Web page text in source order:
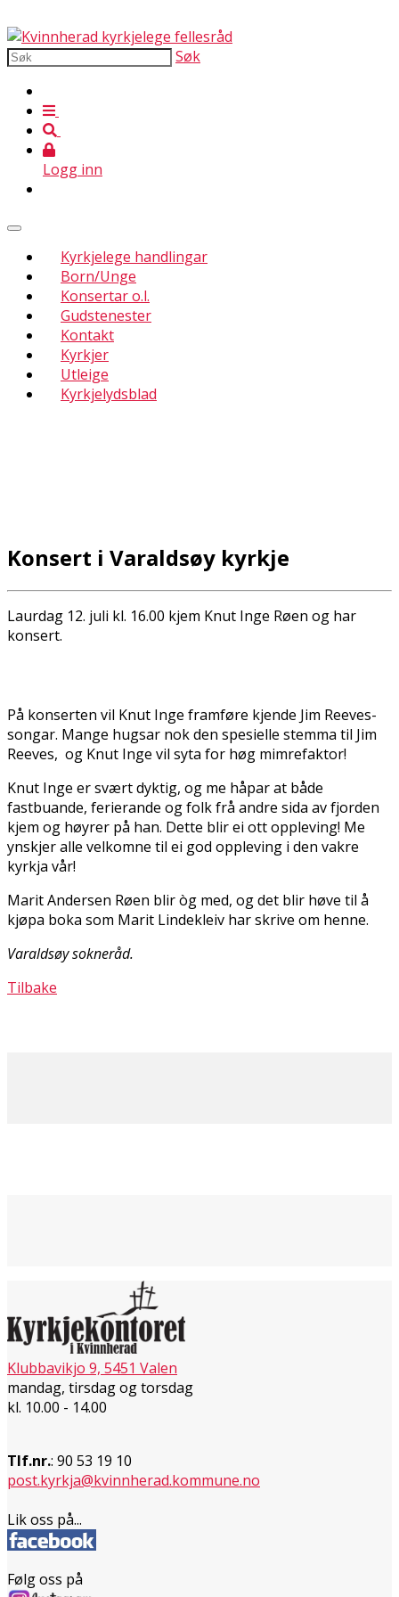
Søk
Logg inn
Kyrkjelege handlingar
Born/Unge
Konsertar o.l.
Gudstenester
Kontakt
Kyrkjer
Utleige
Kyrkjelydsblad
Konsert i Varaldsøy kyrkje
Laurdag 12. juli kl. 16.00 kjem Knut Inge Røen og har
konsert.
På konserten vil Knut Inge framføre kjende Jim Reeves-
songar. Mange hugsar nok den spesielle stemma til Jim
Reeves, og Knut Inge vil syta for høg mimrefaktor!
Knut Inge er svært dyktig, og me håpar at både
fastbuande, ferierande og folk frå andre sida av fjorden
kjem og høyrer på han. Dette blir ei flott oppleving! Me
ynskjer alle velkomne til ei god oppleving i den vakre
kyrkja vår!
Marit Andersen Røen blir òg med, og det blir høve til å
kjøpa boka som Marit Lindekleiv har skrive om henne.
Varaldsøy sokneråd.
Tilbake
Klubbavikjo 9, 5451 Valen
mandag, tirsdag og torsdag
kl. 10.00 - 14.00
Tlf.nr.: 90 53 19 10
post.kyrkja@kvinnherad.kommune.no
Lik oss på...
Følg oss på